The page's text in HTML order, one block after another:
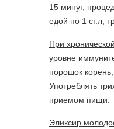
15 минут,
едой по 1 ст.л,
При
уровне
порошок
Употреблять
приемом пищи.
Эликсир